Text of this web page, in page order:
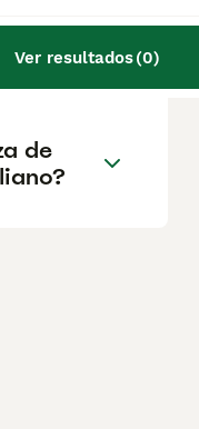
Ver resultados(0)
un
de